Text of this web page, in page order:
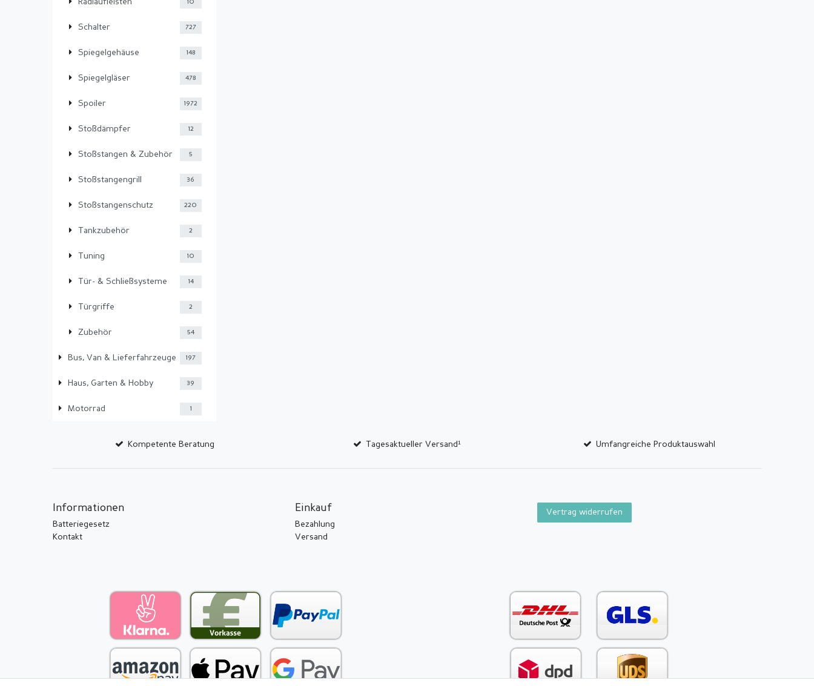
Radlaufleisten 10
Schalter 727
Spiegelgehäuse 148
Spiegelgläser 478
Spoiler 1972
Stoßdämpfer 12
Stoßstangen & Zubehör 5
Stoßstangengrill 36
Stoßstangenschutz 220
Tankzubehör 2
Tuning 10
Tür- & Schließsysteme 14
Türgriffe 2
Zubehör 54
Bus, Van & Lieferfahrzeuge 197
Haus, Garten & Hobby 39
Motorrad 1
Kompetente Beratung Tagesaktueller Versand¹ Umfangreiche Produktauswahl
Informationen
Batteriegesetz
Kontakt
Einkauf
Bezahlung
Versand
Vertrag widerrufen